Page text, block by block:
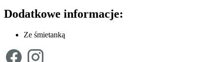
Dodatkowe informacje:
Ze śmietanką